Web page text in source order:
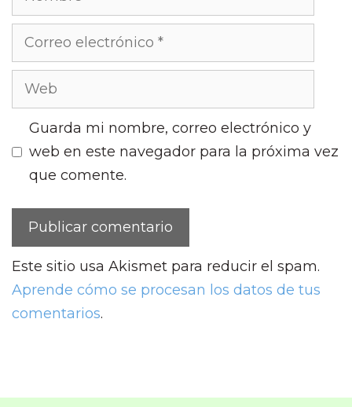
Correo
electrónico
Web
Guarda mi nombre, correo electrónico y
web en este navegador para la próxima vez
que comente.
Este sitio usa Akismet para reducir el spam.
Aprende cómo se procesan los datos de tus
comentarios.